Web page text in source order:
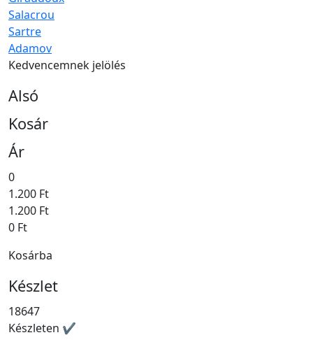
Salacrou
Sartre
Adamov
Kedvencemnek jelölés
Alsó
Kosár
Ár
0
1.200 Ft
1.200 Ft
0 Ft
Kosárba
Készlet
18647
Készleten ✔